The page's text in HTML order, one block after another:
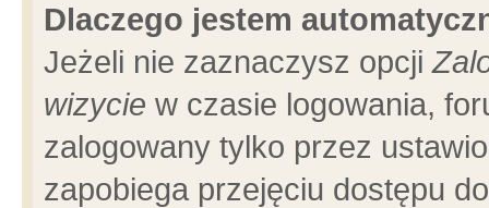
Dlaczego jestem
Jeżeli nie zaznaczysz opcji
wizycie w czasie logowania,
zalogowany tylko przez
zapobiega przejęciu dostępu